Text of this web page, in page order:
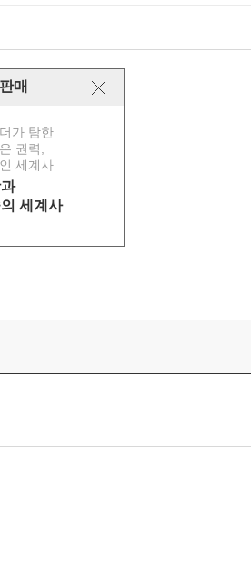
매
가 탐한
권력,
세계사
세계사